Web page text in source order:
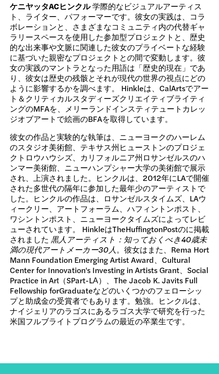
ケニヤッタACヒンクル学際的なビジュアルアーティス
ト、ライター、パフォーマーです。彼女の実践は、コラ
ボレーションと、さまざまなコミュニティ内の代替ギャ
ラリースペースを使用した参加型プロジェクトと、歴史
的な出来事や文脈に関連した彼女のプライベートな経験
に基づいた親密なプロジェクトとの間で変動します。彼
女の実践のマントラとなった用語は「歴史的現在」であ
り、彼女は歴史の残骸とそれが現代の世界の視点にどの
ように影響するかを調べます。 Hinkleは、CalArtsでアー
ト＆クリティカルスタディーズクリエイティブライティ
ングのMFAを、メリーランドインスティテュートカレッ
ジオブアートで絵画のBFAを取得しています。
彼女の作品と実験的な執筆は、ニューヨークのハーレム
のスタジオ美術館、テキサス州ヒューストンのプロジェ
クトロウハウシズ、カリフォルニア州ロサンゼルスのハ
ンマー美術館、ニューハンプシャー大学の美術館で展示
され、上演されました。ヒンクルは、2012年にLAで開催
された多世代の隔年に参加した最年少のアーティストで
した。ヒンクルの作品は、ロサンゼルスタイムズ、LAウ
ィークリー、アートフォーラム、ハフィントンポスト、
ワシントンポスト、ニューヨークタイムズによってレビ
ューされています。 HinkleはTheHuffingtonPostのに掲載
されました 黒人アーティスト：知っておくべき40歳未
満の現代アートメーカー30人。彼女はまた、Rema Hort
Mann Foundation Emerging Artist Award、Cultural
Center for Innovation's Investing in Artists Grant、Social
Practice in Art（SPart-LA）、The Jacob K. Javits Full
Fellowship forGraduateなどのいくつかのフェローシッ
プと助成金の受賞者でもあります。勉強。ヒンクルは、
ナイジェリアのラゴスにあるラゴス大学で研究を行った
米国フルブライトプログラムの最近の卒業生です。